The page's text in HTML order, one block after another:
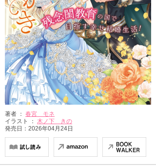
著者 ： 春宮 モネ
イラスト ： 木ノ下 きの
発売日：2026年04月24日